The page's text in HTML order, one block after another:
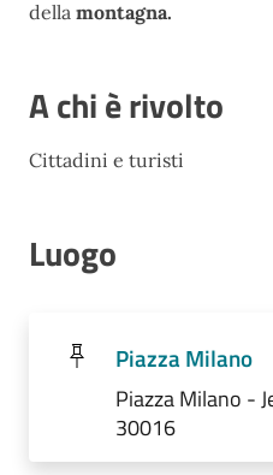
della montagna.
A chi è rivolto
Cittadini e turisti
Luogo
Piazza Milano
Piazza Milano -
30016